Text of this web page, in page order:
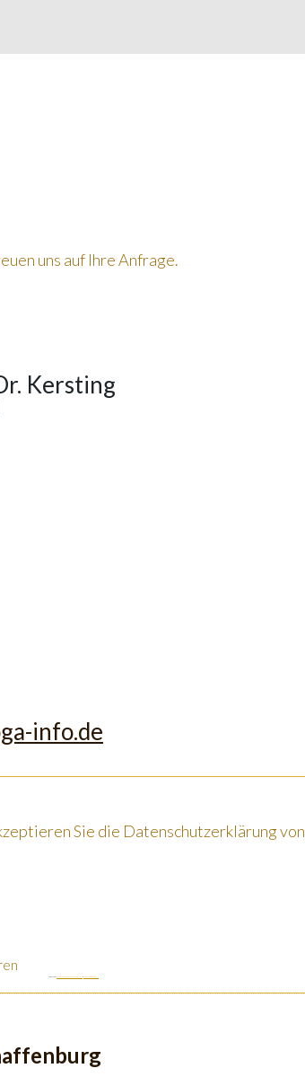
uns auf Ihre Anfrage.
Kersting
info.de
Sie die Datenschutzerklärung von